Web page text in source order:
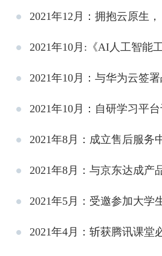
2021年12月：拥抱云原生
2021年10月:《AI人工智能
2021年10月：与华为云签
2021年10月：自研学习平
2021年8月：成立售后服务
2021年8月：与京东达成产
2021年5月：受邀参加大学
2021年4月：斩获腾讯课堂